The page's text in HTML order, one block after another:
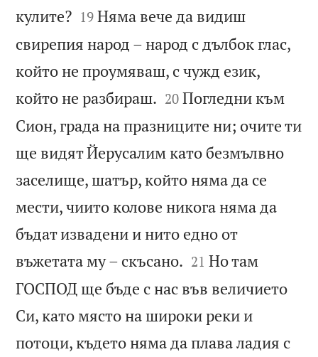
кулите?
19 Няма вече да видиш
свирепия народ – народ с дълбок глас,
който не проумяваш, с чужд език,
който не разбираш. 

20 Погледни към
Сион, града на празниците ни; очите ти
ще видят Йерусалим като безмълвно
заселище, шатър, който няма да се
мести, чиито колове никога няма да
бъдат извадени и нито едно от
въжетата му – скъсано. 

21 Но там
ГОСПОД ще бъде с нас във величието
Си, като място на широки реки и
потоци, където няма да плава ладия с